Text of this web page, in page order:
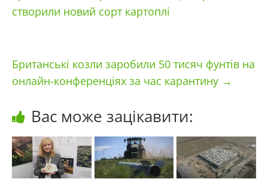
створили новий сорт картоплі
Британські козли заробили 50 тисяч фунтів на
онлайн-конференціях за час карантину →
Вас може зацікавити: